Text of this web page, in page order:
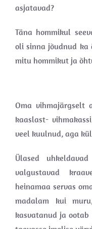
asjatavad?
Täna hommikul
oli sinna jõudnud
mitu hommikut ja
Oma vihmajärgselt
kaaslast-
veel kuulnud, aga
Ülased
valgustavad
heinamaa servas
madalam kui
kasvatanud ja ootab